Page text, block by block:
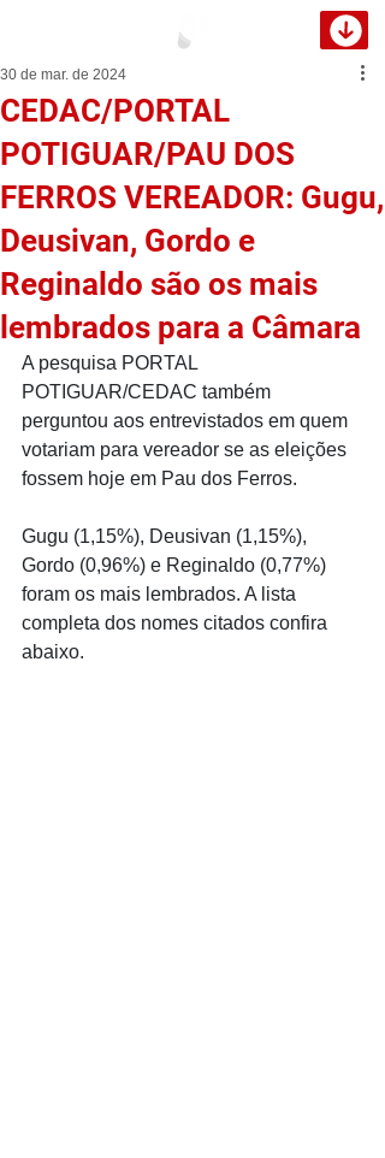
CEDAC/PORTAL
POTIGUAR/PAU DOS
FERROS VEREADOR: Gugu,
Deusivan, Gordo e
Reginaldo são os mais
lembrados para a Câmara
30 de mar. de 2024
A pesquisa PORTAL
POTIGUAR/CEDAC também
perguntou aos entrevistados em quem
votariam para vereador se as eleições
fossem hoje em Pau dos Ferros.
Gugu (1,15%), Deusivan (1,15%),
Gordo (0,96%) e Reginaldo (0,77%)
foram os mais lembrados. A lista
completa dos nomes citados confira
abaixo.